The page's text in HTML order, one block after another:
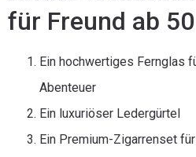
für Freund ab 50
Ein hochwertiges Fernglas
Abenteuer
Ein luxuriöser Ledergürtel
Ein Premium-Zigarrenset